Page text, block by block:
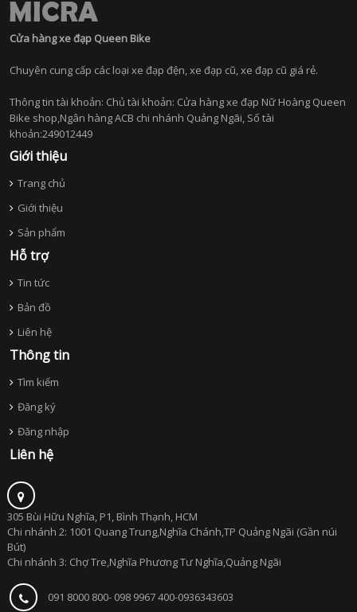
Cửa hàng xe đạp Queen Bike
Chuyên cung cấp các loại xe đạp đện, xe đạp cũ, xe đạp cũ giá rẻ.
Thông tin tài khoản: Chủ tài khoản: Cửa hàng xe đạp Nữ Hoàng Queen
Bike shop,Ngân hàng ACB chi nhánh Quảng Ngãi, Số tài
khoản:249012449
Giới thiệu
Trang chủ
Giới thiệu
Sản phẩm
Hỗ trợ
Tin tức
Bản đồ
Liên hệ
Thông tin
Tìm kiếm
Đăng ký
Đăng nhập
Liên hệ
305 Bùi Hữu Nghĩa, P1, Bình Thạnh, HCM
Chi nhánh 2: 1001 Quang Trung,Nghĩa Chánh,TP Quảng Ngãi (Gần núi
Bút)
Chi nhánh 3: Chợ Tre,Nghĩa Phương Tư Nghĩa,Quảng Ngãi
091 8000 800- 098 9967 400-0936343603